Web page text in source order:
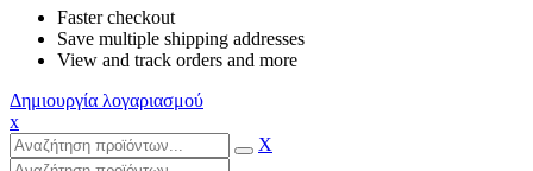
Faster checkout
Save multiple shipping addresses
View and track orders and more
Δημιουργία λογαριασμού
x
X
Products